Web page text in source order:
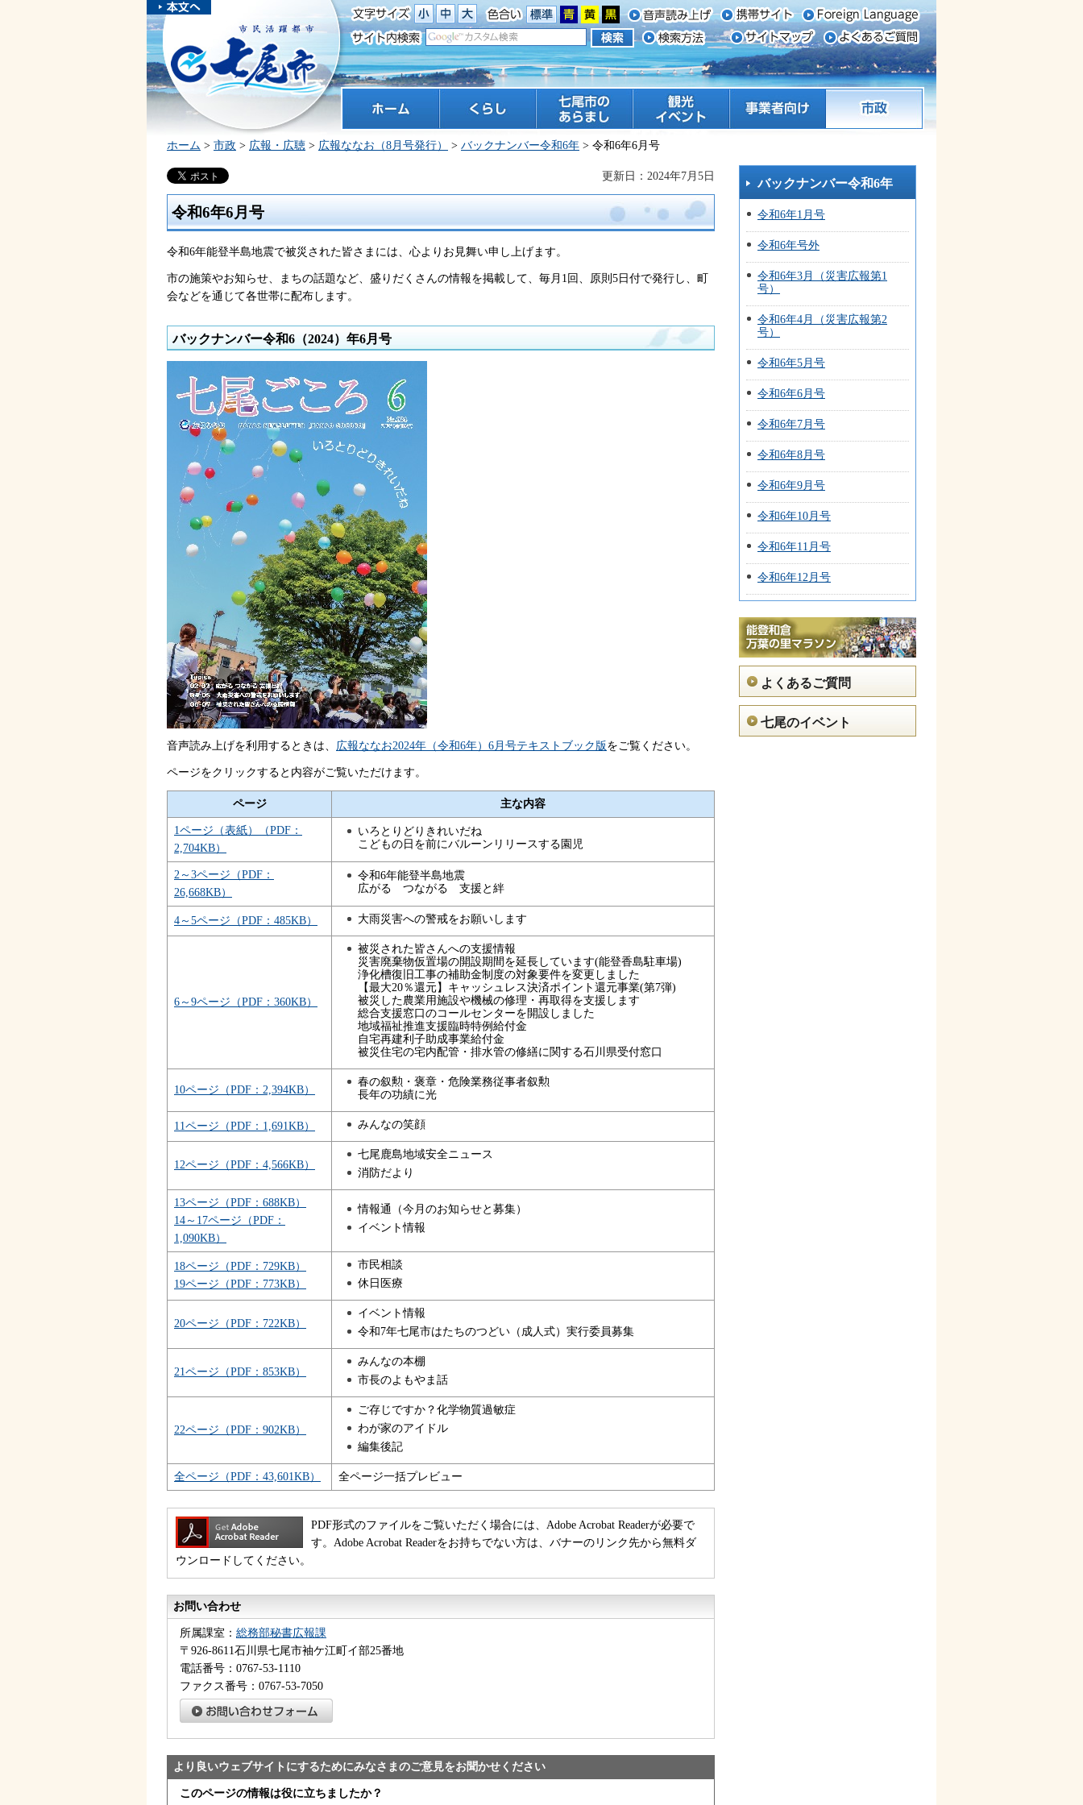
本文へスキ
ップしま
す。
市民活躍都市 七尾市
七尾市のあらまし 観光 イベント 市政
ホーム > 市政 > 広報・広聴 > 広報ななお（8月号発行） > バックナンバー令和6年 > 令和6年6月号
更新日：2024年7月5日
令和6年6月号
令和6年能登半島地震で被災された皆さまには、心よりお見舞い申し上げます。
市の施策やお知らせ、まちの話題など、盛りだくさんの情報を掲載して、毎月1回、原則5日付で発行し、町
会などを通じて各世帯に配布します。
バックナンバー令和6（2024）年6月号
音声読み上げを利用するときは、 広報ななお2024年（令和6年）6月号テキストブック版をご覧ください。
ページをクリックすると内容がご覧いただけます。
ページ 主な内容
1ページ（表紙）（PDF：
2,704KB）
いろとりどりきれいだね
こどもの日を前にバルーンリリースする園児
2～3ページ（PDF：
26,668KB）
令和6年能登半島地震
広がる
つながる 支援 と絆
4～5ページ（PDF：485KB） 大雨災害への警戒をお願いします
6～9ページ（PDF：360KB）
被災された皆さんへの支援情報
災害廃棄物仮置場の開設期間を延長しています(能登香島駐車場)
浄化槽復旧工事の補助金制度の対象要件を変更しました
【最大20％還元】キャッシュレス決済ポイント還元事業(第7弾)
被災した農業用施設や機械の修理・再取得を支援します
総合支援窓口のコールセンターを開設しました
地域福祉推進支援臨時特例給付金
自宅再建利子助成事業給付金
被災住宅の宅内配管・排水管の修繕に関する石川県受付窓口
10ページ（PDF：2,394KB）
春の叙勲・褒章・危険業務従事者叙勲
長年の功績に光
11ページ（PDF：1,691KB） みんなの笑顔
12ページ（PDF：4,566KB）
七尾鹿島地域安全ニュース
消防だより
13ページ（PDF：688KB）
14～17ページ（PDF：
1,090KB）
情報通（今月のお知らせと募集）
イベント情報
18ページ（PDF：729KB）
19ページ（PDF：773KB）
市民相談
休日医療
20ページ（PDF：722KB）
イベント情報
令和7年七尾市はたちのつどい（成人式）実行委員募集
21ページ（PDF：853KB）
みんなの本棚
市長のよもやま話
22ページ（PDF：902KB）
ご存じですか？化学物質過敏症
わが家のアイドル
編集後記
全ページ（PDF：43,601KB） 全ページ一括プレビュー
PDF形式のファイルをご覧いただく場合には、Adobe Acrobat Readerが必要で
す。Adobe Acrobat Readerをお持ちでない方は、バナーのリンク先から無料ダ
ウンロードしてください。
お問い合わせ
所属課室： 総務部秘書広報課
〒926-8611石川県七尾市袖ケ江町イ部25番地
電話番号：0767-53-1110
ファクス番号：0767-53-7050
より良いウェブサイトにするためにみなさまのご意見をお聞かせください
このページの情報は役に立ちましたか？
バックナンバー令和6年
令和6年1月号
令和6年号外
令和6年3月（災害広報第1
号）
令和6年4月（災害広報第2
号）
令和6年5月号
令和6年6月号
令和6年7月号
令和6年8月号
令和6年9月号
令和6年10月号
令和6年11月号
令和6年12月号
よくあるご質問
七尾のイベント